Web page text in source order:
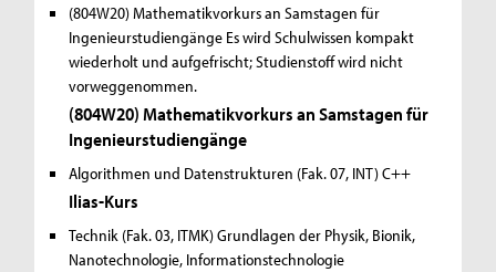
(804W20) Mathematikvorkurs an Samstagen für
Ingenieurstudiengänge Es wird Schulwissen kompakt
wiederholt und aufgefrischt; Studienstoff wird nicht
vorweggenommen.
(804W20) Mathematikvorkurs an Samstagen für
Ingenieurstudiengänge
Algorithmen und Datenstrukturen (Fak. 07, INT)C++
Ilias-Kurs
Technik (Fak. 03, ITMK)Grundlagen der Physik, Bionik,
Nanotechnologie, Informationstechnologie